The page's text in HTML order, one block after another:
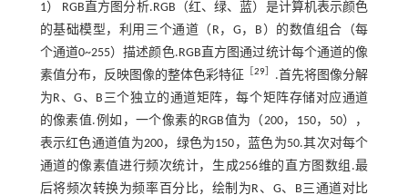
1） RGB直方图分析.RGB（红、绿、蓝）是计算机表示颜色
的基础模型，利用三个通道（R，G，B）的数值组合（每
个通道0~255）描述颜色.RGB直方图通过统计每个通道的像
素值分布，反映图像的整体色彩特征 ［29
.首先将图像分解
为R、G、B三个独立的通道矩阵，每个矩阵存储对应通道
的像素值.例如，一个像素的RGB值为（200，150，50），
表示红色通道值为200，绿色为150，蓝色为50.其次对每个
通道的像素值进行频次统计，生成256维的直方图数组.最
后将频次转换为频率百分比，绘制为R、G、B三通道对比